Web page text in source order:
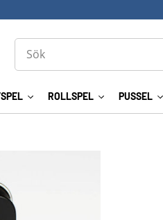
ROLLSPEL PUSSEL